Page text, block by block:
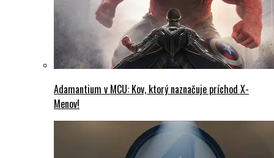
Adamantium v MCU: Kov, ktorý naznačuje príchod X-
Menov!